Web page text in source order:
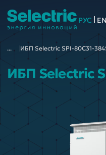
РУС
... ИБП Selectric SPI-80C31-
ИБП Selectric